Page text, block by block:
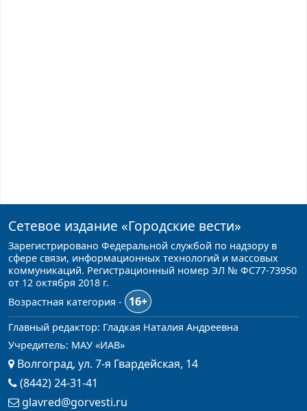
Сетевое издание «Городские вести»
Зарегистрировано Федеральной службой по надзору в
сфере связи, информационных технологий и массовых
коммуникаций. Регистрационный номер ЭЛ № ФС77-73950
от 12 октября 2018 г.
Возрастная категория -
16+
Главный редактор: Гладкая Наталия Андреевна
Учредитель: МАУ «ИАВ»
Волгоград, ул. 7-я Гвардейская, 14
(8442) 24-31-41
glavred@gorvesti.ru